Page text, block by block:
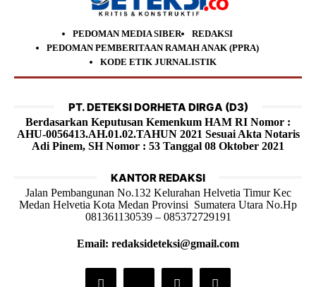
PEDOMAN MEDIA SIBER
REDAKSI
PEDOMAN PEMBERITAAN RAMAH ANAK (PPRA)
KODE ETIK JURNALISTIK
PT. DETEKSI DORHETA DIRGA (D3)
Berdasarkan Keputusan Kemenkum HAM RI Nomor :
AHU-0056413.AH.01.02.TAHUN 2021 Sesuai Akta Notaris
Adi Pinem, SH Nomor : 53 Tanggal 08 Oktober 2021
KANTOR REDAKSI
Jalan Pembangunan No.132 Kelurahan Helvetia Timur Kec
Medan Helvetia Kota Medan Provinsi Sumatera Utara No.Hp
081361130539 – 085372729191
Email: redaksideteksi@gmail.com